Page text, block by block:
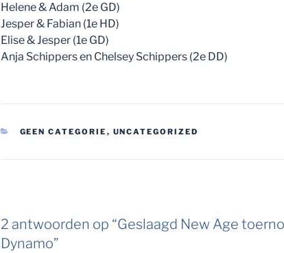
Helene & Adam (2e GD)
Jesper & Fabian (1e HD)
Elise & Jesper (1e GD)
Anja Schippers en Chelsey Schippers (2e DD)
CATEGORIEËN
GEEN CATEGORIE , UNCATEGORIZED
2 antwoorden op “Geslaagd New Age
Dynamo”